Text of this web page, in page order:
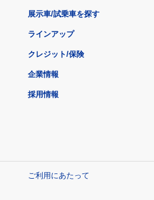
展示車/試乗車を探す
ラインアップ
クレジット/保険
企業情報
採用情報
ご利用にあたって